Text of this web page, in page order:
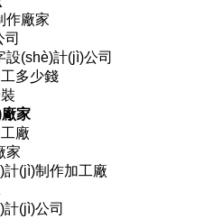
作廠家
(shè)計(jì)公司
多少錢
家
廠
家
(jì)制作加工廠
(jì)公司